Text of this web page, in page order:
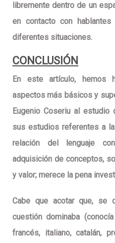
libremente dentro de un
en contacto con
diferentes situaciones.
CONCLUSIÓN
En este artículo,
aspectos más básicos y
Eugenio Coseriu al
sus estudios referentes a
relación del lenguaje
adquisición de conceptos,
y valor; merece la pena
Cabe que acotar que, se
cuestión dominaba
francés, italiano, catalán,